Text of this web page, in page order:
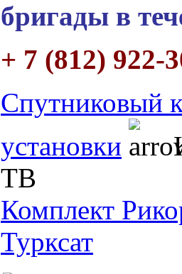
бригады в
+ 7 (812) 922-
Спутниковый
установки
ТВ
Комплект
Турксат